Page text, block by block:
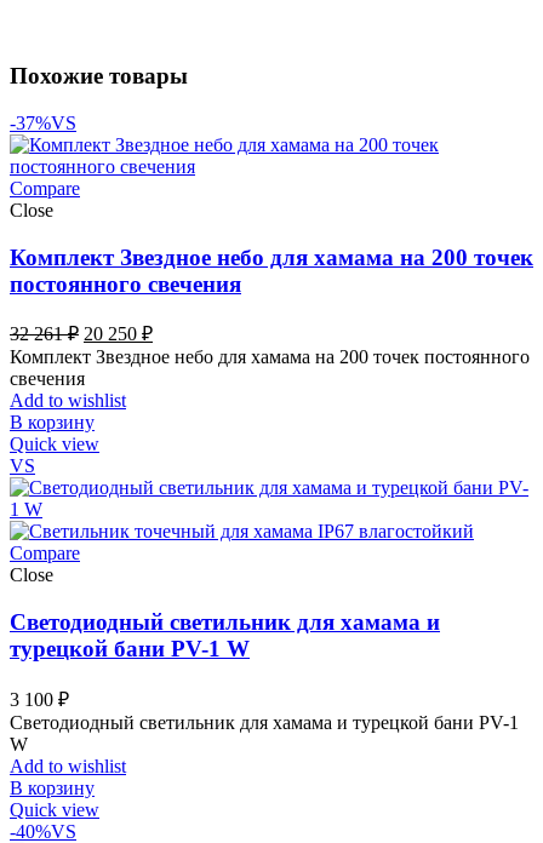
Похожие товары
-37%VS
Compare
Close
Комплект Звездное небо для хамама на 200 точек
постоянного свечения
32 261₽ Первоначальная
цена
составляла
32
261 ₽.
20 250 ₽Текущая
цена:
Комплект Звездное небо для хамама на 200 точек постоянного
свечения
Add to wishlist
В корзину
Quick view
VS
Compare
Close
Светодиодный светильник для хамама и
турецкой бани PV-1 W
3 100 ₽
Светодиодный светильник для хамама и турецкой бани PV-1
W
Add to wishlist
В корзину
Quick view
-40%VS